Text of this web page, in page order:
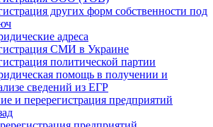
других форм собственности под
адреса
СМИ в Украине
политической партии
помощь в получении и
сведений из ЕГР
и перерегистрация предприятий